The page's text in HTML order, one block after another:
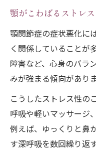
顎がこわばるストレ
顎関節症の症状悪化に
く関係していることが
障害など、心身のバラ
みが強まる傾向がありま
こうしたストレス性の
呼吸や軽いマッサージ
例えば、ゆっくりと鼻
す深呼吸を数回繰り返